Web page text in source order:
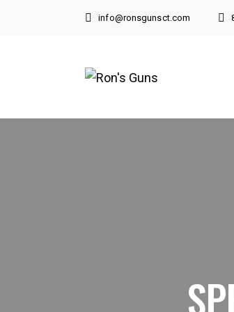
info@ronsgunsct.com
860-739-6805
194 Boston Post Road
East Lyme , CT 06333